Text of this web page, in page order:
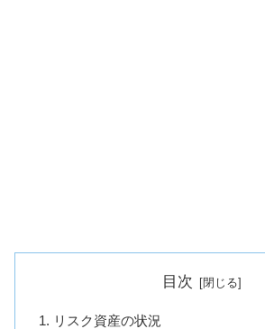
目次
リスク資産の状況